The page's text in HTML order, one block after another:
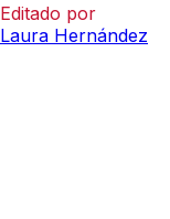
Editado por
Laura Hernández